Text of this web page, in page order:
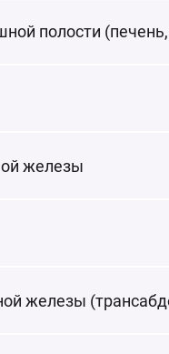
полости
железы
железы